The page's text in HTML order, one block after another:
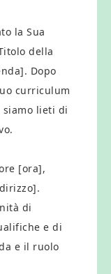
la Sua
della
Dopo
curriculum
siamo lieti di
[ora],
di
e di
e il ruolo